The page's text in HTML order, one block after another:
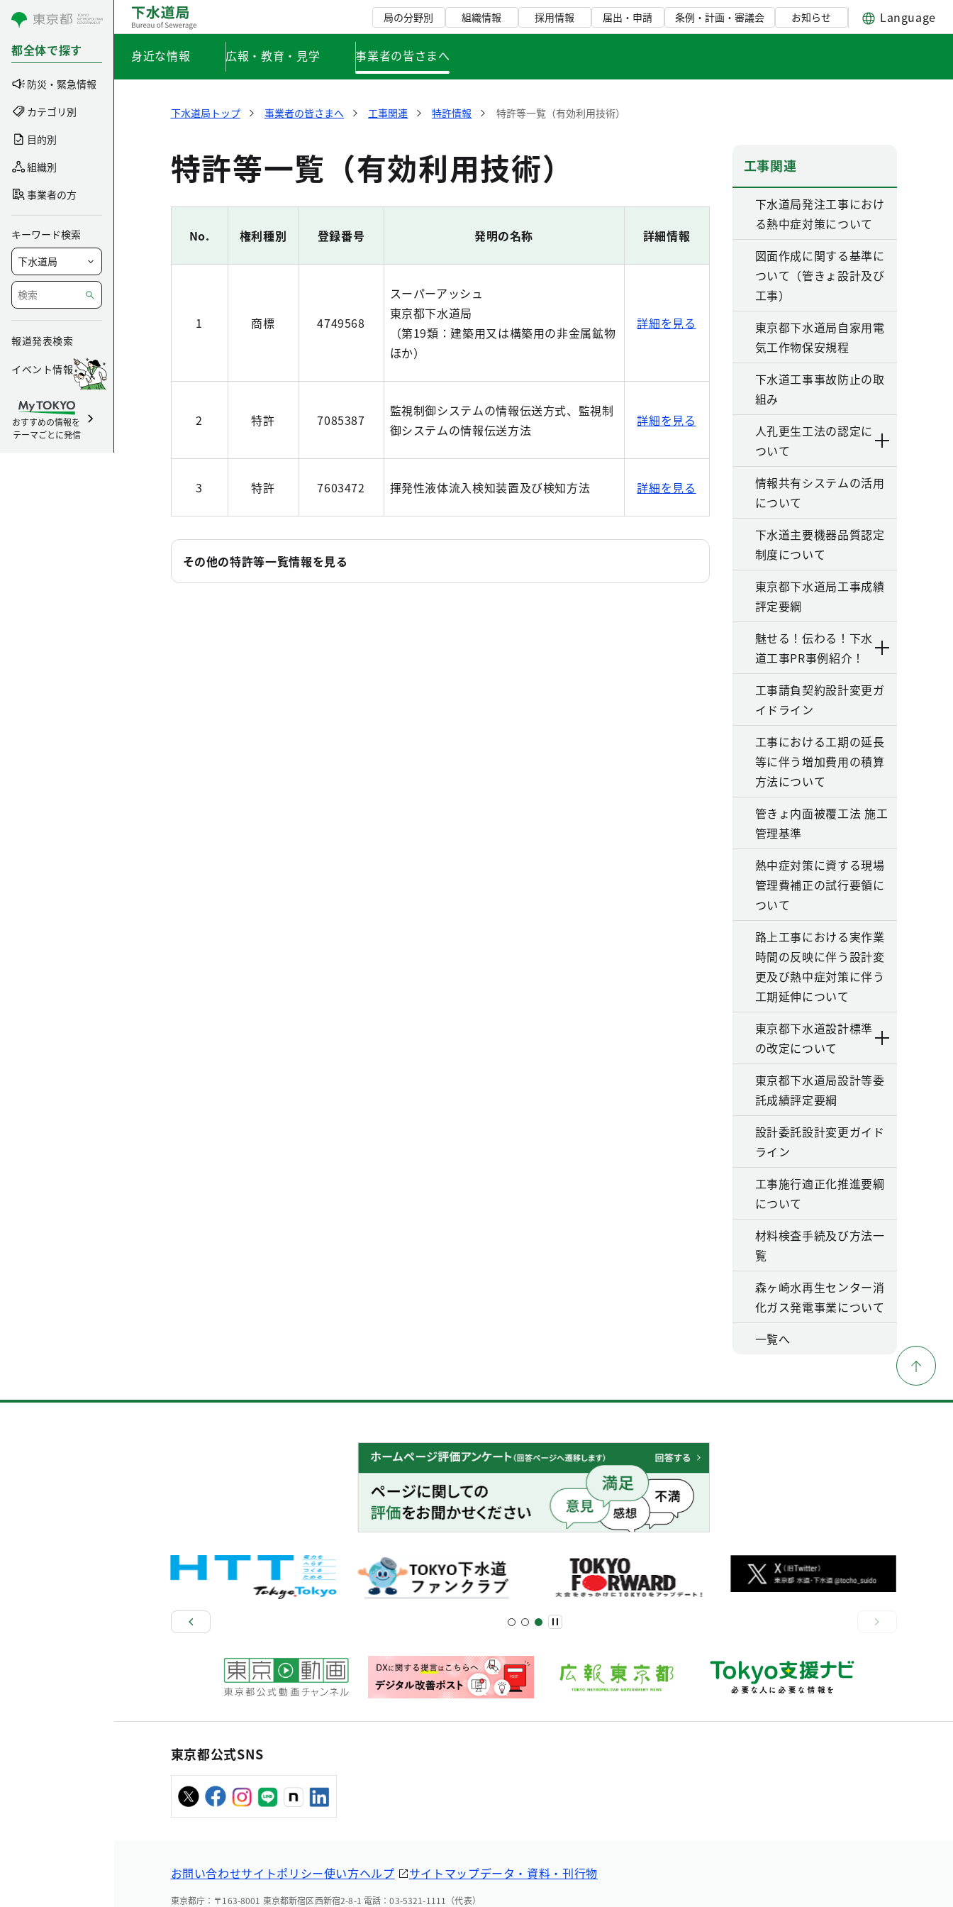
コンテンツにスキップ
都全体で探す
防災・緊急情報
カテゴリ別
目的別
組織別
事業者の方
キーワード検索
報道発表検索
イベント情報
おすすめの情報を
テーマごとに発信
局の分野別 組織情報 採用情報 届出・申請 条例・計画・審議会 お知らせ Language
身近な情報 広報・教育・見学 事業者の皆さまへ
下水道局トップ 事業者の皆さまへ 工事関連 特許情報 特許等一覧（有効利用技術）
特許等一覧（有効利用技術）
No. 権利種別 登録番号 発明の名称 詳細情報
1 商標 4749568
スーパーアッシュ
東京都下水道局
（第19類：建築用又は構築用の非金属鉱物
ほか）
詳細を見る
2 特許 7085387
監視制御システムの情報伝送方式、監視制
御システムの情報伝送方法
詳細を見る
3 特許 7603472 揮発性液体流入検知装置及び検知方法 詳細を見る
その他の特許等一覧情報を見る
工事関連
下水道局発注工事におけ
る熱中症対策について
図面作成に関する基準に
ついて（管きょ設計及び
工事）
東京都下水道局自家用電
気工作物保安規程
下水道工事事故防止の取
組み
人孔更生工法の認定に
ついて
情報共有システムの活用
について
下水道主要機器品質認定
制度について
東京都下水道局工事成績
評定要綱
魅せる！伝わる！下水
道工事PR事例紹介！
工事請負契約設計変更ガ
イドライン
工事における工期の延長
等に伴う増加費用の積算
方法について
管きょ内面被覆工法 施工
管理基準
熱中症対策に資する現場
管理費補正の試行要領に
ついて
路上工事における実作業
時間の反映に伴う設計変
更及び熱中症対策に伴う
工期延伸について
東京都下水道設計標準
の改定について
東京都下水道局設計等委
託成績評定要綱
設計委託設計変更ガイド
ライン
工事施行適正化推進要綱
について
材料検査手続及び方法一
覧
森ヶ崎水再生センター消
化ガス発電事業について
一覧へ
東京都公式SNS
お問い合わせサイトポリシー使い方ヘルプ サイトマップデータ・資料・刊行物
東京都庁：〒163-8001 東京都新宿区西新宿2-8-1 電話：03-5321-1111（代表）